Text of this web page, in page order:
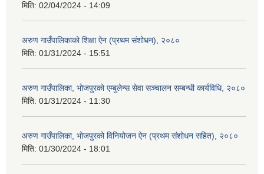
मिति: 02/04/2024 - 14:09
अरुण गाउँपालिकाको शिक्षा ऐन (प्रथम संशोधन), २०८०
मिति: 01/31/2024 - 15:51
अरुण गाउँपालिका, भोजपुरको एम्बुलेन्स सेवा सञ्चालन सम्बन्धी कार्यविधि, २०८०
मिति: 01/31/2024 - 11:30
अरुण गाउँपालिका, भोजपुरको विनियोजन ऐन (प्रथम संशोधन सहित), २०८०
मिति: 01/30/2024 - 18:01